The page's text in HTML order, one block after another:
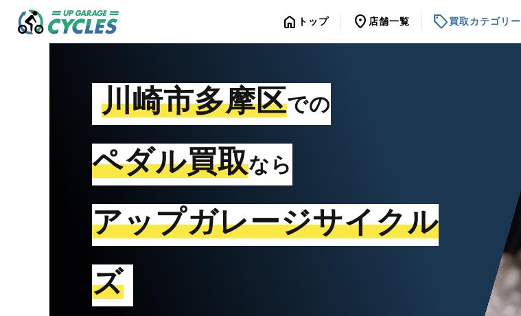
home トップ location_on 店舗一覧 sell買取カテゴリー
川崎市多摩区での
ペダル買取なら
アップガレージサイクル
ズ